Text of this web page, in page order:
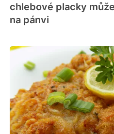
chlebové placky
na pánvi